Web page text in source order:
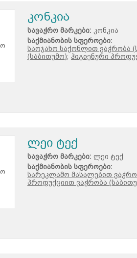
კონკია
სავაჭრო მარკები: კონკია
საქმიანობის სფეროები:
საოჯახო საქონლით ვაჭრობა
(საბითუმო); ჰიგიენური
ლეი ტექ
სავაჭრო მარკები: ლეი ტექ
საქმიანობის სფეროები:
სარეკლამო მასალებით
პროდუქციით ვაჭრობა